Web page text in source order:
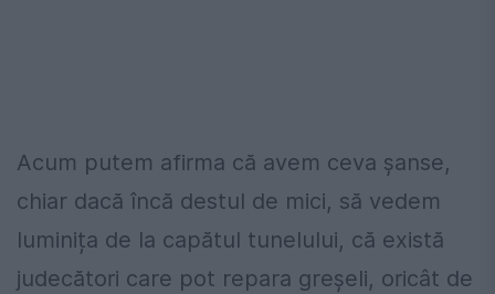
Acum putem afirma că avem ceva șanse,
chiar dacă încă destul de mici, să vedem
luminița de la capătul tunelului, că există
judecători care pot repara greșeli, oricât de